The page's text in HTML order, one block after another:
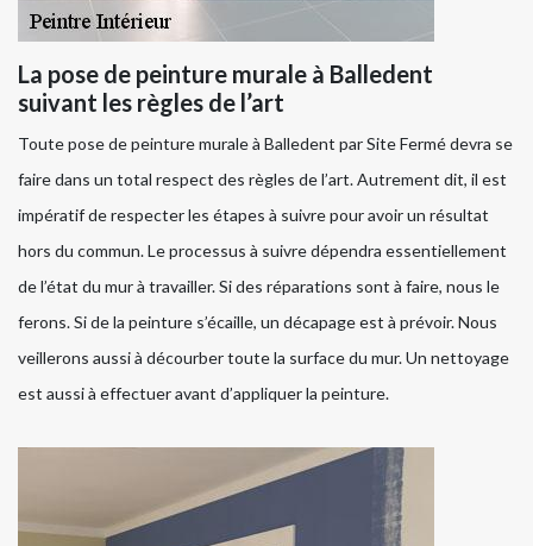
La pose de peinture murale à Balledent
suivant les règles de l’art
Toute pose de peinture murale à Balledent par Site Fermé devra se
faire dans un total respect des règles de l’art. Autrement dit, il est
impératif de respecter les étapes à suivre pour avoir un résultat
hors du commun. Le processus à suivre dépendra essentiellement
de l’état du mur à travailler. Si des réparations sont à faire, nous le
ferons. Si de la peinture s’écaille, un décapage est à prévoir. Nous
veillerons aussi à décourber toute la surface du mur. Un nettoyage
est aussi à effectuer avant d’appliquer la peinture.